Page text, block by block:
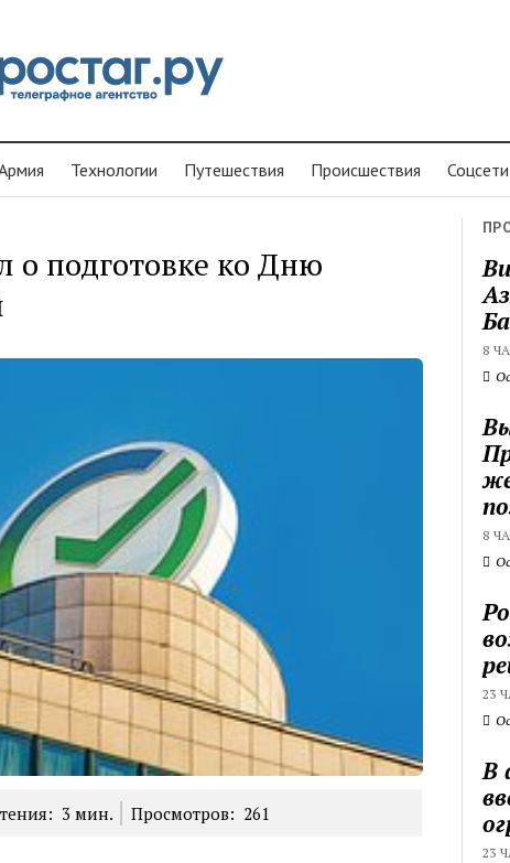
Технологии Путешествия Проиcшествия Соцсети
о подготовке ко Дню
3 мин. Просмотров: 261
8
8
23
В
23